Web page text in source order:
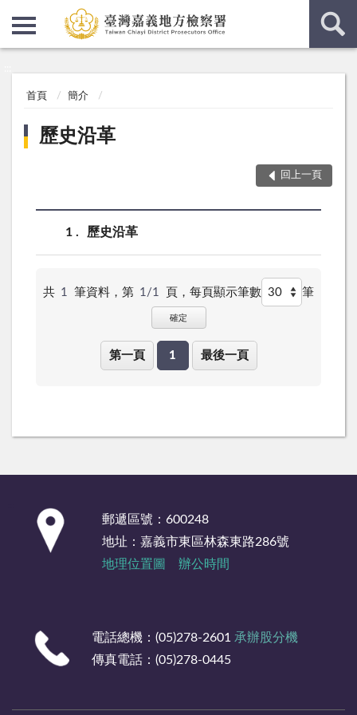
首頁 簡介
歷史沿革
回上一頁
1 歷史沿革
共 1 筆資料，第 1/1 頁， 每頁顯示筆數 筆
確定
第一頁 1 最後一頁
郵遞區號：600248
地址：嘉義市東區林森東路286號
地理位置圖
辦公時間
電話總機：(05)278-2601 承辦股分機
傳真電話：(05)278-0445